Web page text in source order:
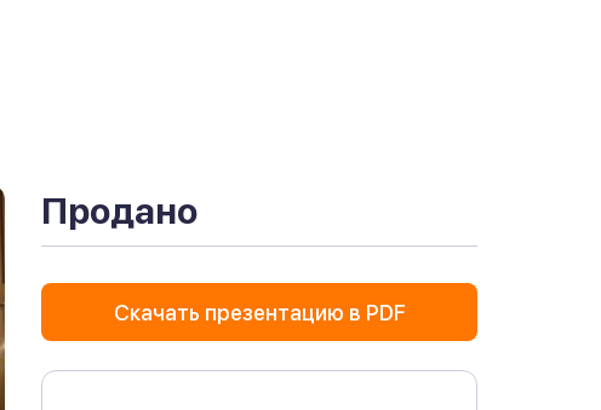
Продано
Скачать презентацию в PDF